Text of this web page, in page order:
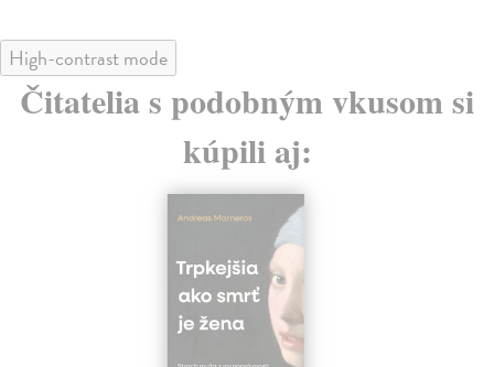
High-contrast mode
Čitatelia s podobným vkusom si
kúpili aj: